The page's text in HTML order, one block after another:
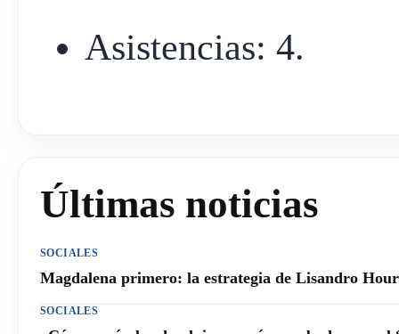
Asistencias: 4.
Últimas noticias
SOCIALES
Magdalena primero: la estrategia de Lisandro
SOCIALES